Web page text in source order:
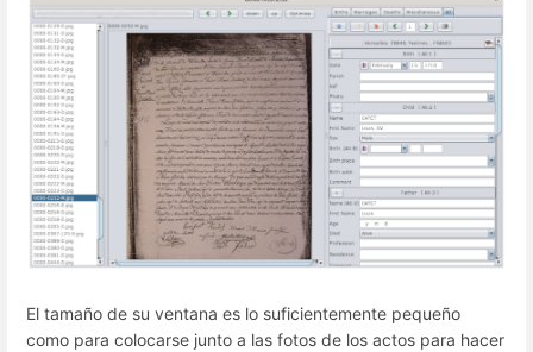
El tamaño de su ventana es lo suficientemente pequeño
como para colocarse junto a las fotos de los actos para hacer